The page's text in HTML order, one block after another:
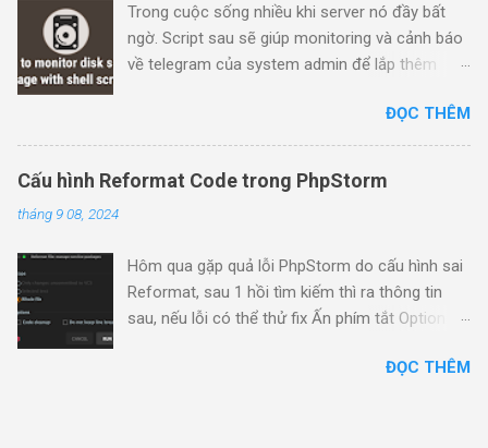
add a user to sudoers ). What Is Systemd?
Systemd is a Linux service and system
manager. While users do not invoke systemd
daemons to run individually for various system
processes. One of the most powerful systemd
functionalities is the logging features. Systemd
as journals . The...
Trong cuộc sống nhiều khi server nó đầy bất
ngờ. Script sau sẽ giúp monitoring và cảnh báo
về telegram của system admin để lắp thêm
ĐỌC THÊM
Cấu hình Reformat Code trong PhpStorm
tháng 9 08, 2024
Hôm qua gặp quả lỗi PhpStorm do cấu hình sai
Reformat, sau 1 hồi tìm kiếm thì ra thông tin
sau, nếu lỗi có thể thử fix Ấn phím tắt Option +
sau PhpStorm Reformat File Dialog Cấu hình
ĐỌC THÊM